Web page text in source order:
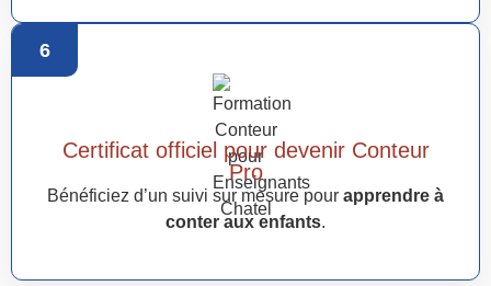
6
Certificat officiel pour devenir Conteur
Pro
Bénéficiez d’un suivi sur mesure pour apprendre à
conter aux enfants.